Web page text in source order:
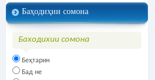
Баҳодиҳии сомона
Баходихии сомона
Беҳтарин
Бад не